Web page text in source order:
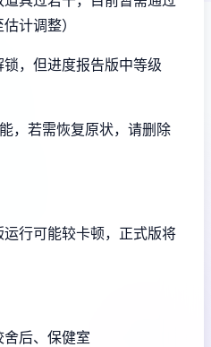
计调整）
，但进度报告版中等级
，若需恢复原状，请删除
行可能较卡顿，正式版将
后、保健室